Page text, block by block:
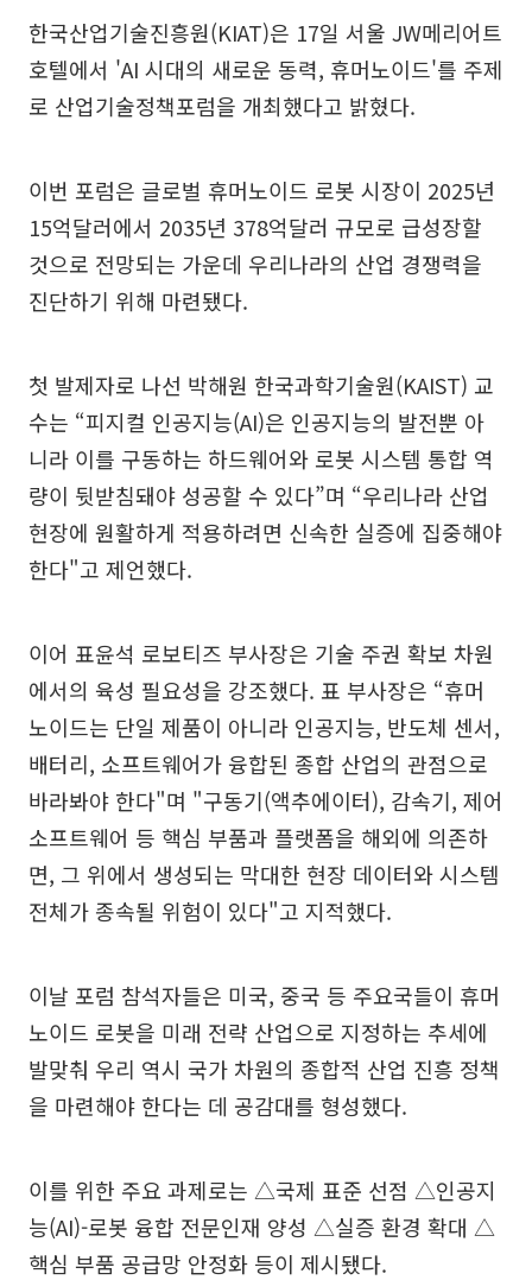
한국산업기술진흥원(KIAT)은 17일 서울 JW메리어트
호텔에서 'AI 시대의 새로운 동력, 휴머노이드'를 주제
로 산업기술정책포럼을 개최했다고 밝혔다.
이번 포럼은 글로벌 휴머노이드 로봇 시장이 2025년
15억달러에서 2035년 378억달러 규모로 급성장할
것으로 전망되는 가운데 우리나라의 산업 경쟁력을
진단하기 위해 마련됐다.
첫 발제자로 나선 박해원 한국과학기술원(KAIST) 교
수는 “피지컬 인공지능(AI)은 인공지능의 발전뿐 아
니라 이를 구동하는 하드웨어와 로봇 시스템 통합 역
량이 뒷받침돼야 성공할 수 있다”며 “우리나라 산업
현장에 원활하게 적용하려면 신속한 실증에 집중해야
한다"고 제언했다.
이어 표윤석 로보티즈 부사장은 기술 주권 확보 차원
에서의 육성 필요성을 강조했다. 표 부사장은 “휴머
노이드는 단일 제품이 아니라 인공지능, 반도체 센서,
배터리, 소프트웨어가 융합된 종합 산업의 관점으로
바라봐야 한다"며 "구동기(액추에이터), 감속기, 제어
소프트웨어 등 핵심 부품과 플랫폼을 해외에 의존하
면, 그 위에서 생성되는 막대한 현장 데이터와 시스템
전체가 종속될 위험이 있다"고 지적했다.
이날 포럼 참석자들은 미국, 중국 등 주요국들이 휴머
노이드 로봇을 미래 전략 산업으로 지정하는 추세에
발맞춰 우리 역시 국가 차원의 종합적 산업 진흥 정책
을 마련해야 한다는 데 공감대를 형성했다.
이를 위한 주요 과제로는 △국제 표준 선점 △인공지
능(AI)-로봇 융합 전문인재 양성 △실증 환경 확대 △
핵심 부품 공급망 안정화 등이 제시됐다.